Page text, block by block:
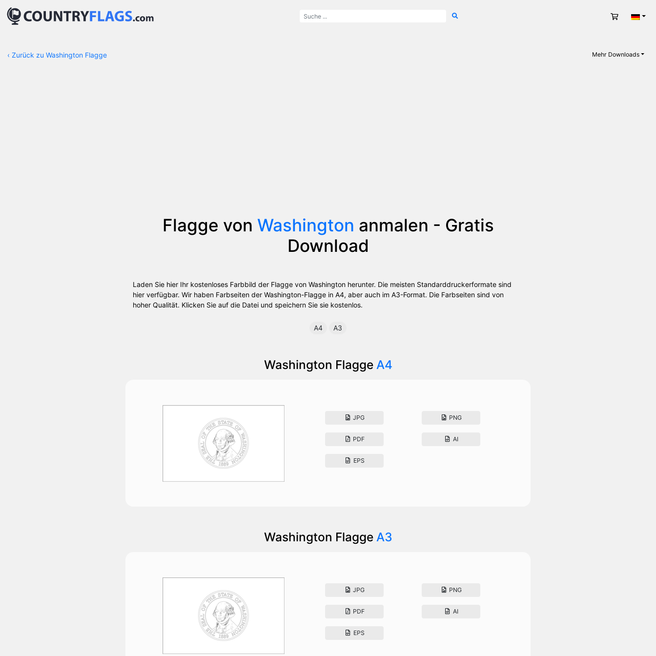
Warenkorb
‹ Zurück zu Washington Flagge Mehr Downloads
Flagge von Washington anmalen - Gratis
Download
Laden Sie hier Ihr kostenloses Farbbild der Flagge von Washington herunter. Die meisten Standarddruckerformate sind
hier verfügbar. Wir haben Farbseiten der Washington-Flagge in A4, aber auch im A3-Format. Die Farbseiten sind von
hoher Qualität. Klicken Sie auf die Datei und speichern Sie sie kostenlos.
A4 A3
Washington Flagge A4
JPG PNG
PDF AI
EPS
Washington Flagge A3
JPG PNG
PDF AI
EPS